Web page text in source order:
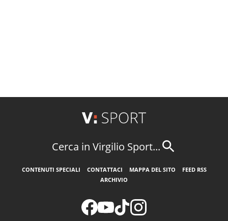
Cerca in Virgilio Sport...
CONTENUTI SPECIALI CONTATTACI MAPPA DEL SITO
FEED RSS
ARCHIVIO